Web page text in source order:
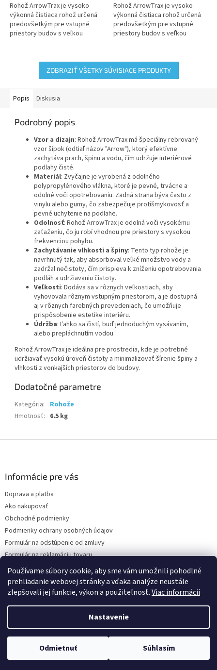
Používame súbory cookie, aby sme vám umožnili pohodlné
prehliadanie webovej stránky a vďaka analýze neustále
zlepšovali jej funkcie, výkon a použiteľnosť.Viac informácií
Nastavenie
Odmietnuť Súhlasím
Rohož ArrowTrax je vysoko
výkonná čistiaca rohož určená
predovšetkým pre vstupné
priestory budov s veľkou
nečistôt a...
Rohož ArrowTrax je vysoko
výkonná čistiaca rohož určená
predovšetkým pre vstupné
priestory budov s veľkou
nečistôt a...
ZOBRAZIŤ VŠETKY SÚVISIACE PRODUKTY
Popis Diskusia
Podrobný popis
Vzor a dizajn: Rohož ArrowTrax má špeciálny rebrovaný
vzor šípok (odtiaľ názov "Arrow"), ktorý efektívne
zachytáva prach, špinu a vodu, čím udržuje interiérové
podlahy čisté.
Materiál: Zvyčajne je vyrobená z odolného
polypropylénového vlákna, ktoré je pevné, trvácne a
odolné voči opotrebovaniu. Zadná strana býva často z
vinylu alebo gumy, čo zabezpečuje protišmykovosť a
pevné uchytenie na podlahe.
Odolnosť: Rohož ArrowTrax je odolná voči vysokému
zaťaženiu, čo ju robí vhodnou pre priestory s vysokou
frekvenciou pohybu.
Zachytávanie vlhkosti a špiny: Tento typ rohože je
navrhnutý tak, aby absorboval veľké množstvo vody a
zadržal nečistoty, čím prispieva k zníženiu opotrebovania
podláh a udržiavaniu čistoty.
Veľkosti: Dodáva sa v rôznych veľkostiach, aby
vyhovovala rôznym vstupným priestorom, a je dostupná
aj v rôznych farebných prevedeniach, čo umožňuje
prispôsobenie estetike interiéru.
Údržba: Ľahko sa čistí, buď jednoduchým vysávaním,
alebo prepláchnutím vodou.
Rohož ArrowTrax je ideálna pre prostredia, kde je potrebné
udržiavať vysokú úroveň čistoty a minimalizovať šírenie špiny a
vlhkosti z vonkajších priestorov do budovy.
Dodatočné parametre
Kategória:
Rohože
Hmotnosť: 6.5 kg
Informácie pre vás
Doprava a platba
Ako nakupovať
Obchodné podmienky
Podmienky ochrany osobných údajov
Formulár na odstúpenie od zmluvy
Formulár na reklamáciu tovaru
Kontakty
Copyright 2026www.hygart.sk. Všetky práva vyhradené.Upraviť